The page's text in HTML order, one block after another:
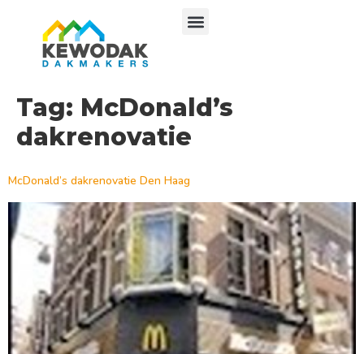
Tag: McDonald’s
dakrenovatie
McDonald’s dakrenovatie Den Haag